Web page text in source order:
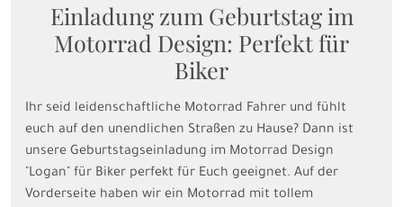
Einladung zum Geburtstag im
Motorrad Design: Perfekt für
Biker
Ihr seid leidenschaftliche Motorrad Fahrer und fühlt
euch auf den unendlichen Straßen zu Hause? Dann ist
unsere Geburtstagseinladung im Motorrad Design
"Logan" für Biker perfekt für Euch geeignet. Auf der
Vorderseite haben wir ein Motorrad mit tollem